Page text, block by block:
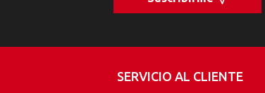
SERVICIO AL CLIENTE